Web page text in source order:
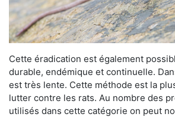
Cette éradication est également
durable, endémique et continuelle.
est très lente. Cette méthode est la
lutter contre les rats. Au nombre des
utilisés dans cette catégorie on peut